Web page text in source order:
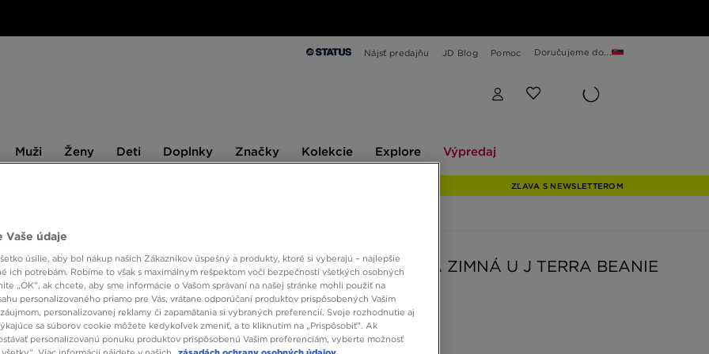
Nájsť predajňu JD Blog Pomoc Doručujeme do...
Muži Ženy Deti Doplnky Značky Kolekcie Explore Výpredaj
ZĽAVA S NEWSLETTEROM
JORDAN ČIAPKA ZIMNÁ U J TERRA BEANIE
ESS
33,00 €
Vaše údaje
úsilie, aby bol nákup našich Zákazníkov úspešný a produkty, ktoré si vyberajú – najlepšie
ich potrebám. Robíme to však s maximálnym rešpektom voči bezpečnosti všetkých osobných
„OK”, ak chcete, aby sme informácie o Vašom správaní na našej stránke mohli použiť na
personalizovaného priamo pre Vás, vrátane odporúčaní produktov prispôsobených Vašim
personalizovanej reklamy či zapamätania si vybraných preferencií. Svoje rozhodnutie aj
sa súborov cookie môžete kedykoľvek zmeniť, a to kliknutím na „Prispôsobiť”. Ak
personalizovanú ponuku produktov prispôsobenú Vašim preferenciám, vyberte možnosť